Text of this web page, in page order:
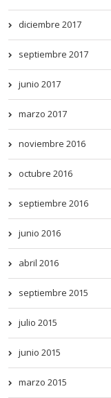
diciembre 2017
septiembre 2017
junio 2017
marzo 2017
noviembre 2016
octubre 2016
septiembre 2016
junio 2016
abril 2016
septiembre 2015
julio 2015
junio 2015
marzo 2015